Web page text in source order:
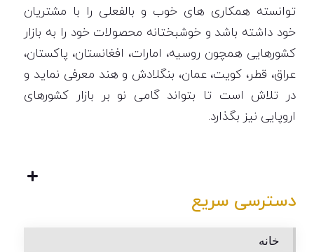
توانسته همکاری های خوب و بالفعلی را با مشتریان
خود داشته باشد و خوشبختانه محصولات خود را به بازار
کشورهایی همچون روسیه، امارات، افغانستان، پاکستان،
عراق، قطر، کویت، عمان، بنگلادش و هند معرفی نماید و
در تلاش است تا بتواند گامی نو بر بازار کشورهای
اروپایی نیز بگذارد.
دسترسی سریع
خانه